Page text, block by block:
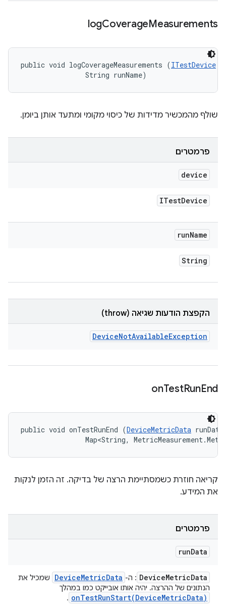
logCoverageMeasurements
public void logCoverageMeasurements (ITestDevice
                String runName)
שולף מהמכשיר מדידות של כיסוי מקומי ומתעד אותן ביומן.
פרמטרים
device
ITestDevice
runName
String
הקפצת הודעות שגיאה (throw)
DeviceNotAvailableException
onTestRunEnd
public void onTestRunEnd (DeviceMetricData
Map<String,
קריאה חוזרת כשמסתיימת הרצה של בדיקה. זה הזמן לנקות
את המידע.
פרמטרים
runData
DeviceMetricData : ה- DeviceMetricData
שמכיל את
הנתונים של ההרצה. יהיה אותו אובייקט כמו במהלך
onTestRunStart(DeviceMetricData)
.